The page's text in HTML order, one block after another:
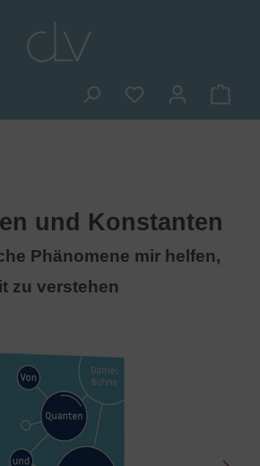
Du hast 0
und Konstanten
Phänomene mir helfen,
zu verstehen